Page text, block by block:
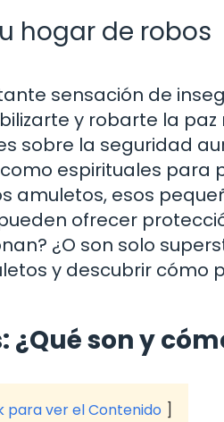
hogar de robos
sensación de
y robarte la
sobre la seguridad
espirituales para
amuletos, esos
ofrecer
¿O son solo
y descubrir cómo
¿Qué son y
para ver el Contenido